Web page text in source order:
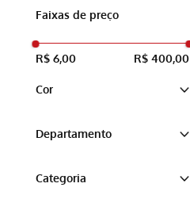
Departamento
CAMPING E LAZER
Categoria
Cor
Vermelho Bordô
Faixas de preço
R$ 6,00 R$ 400,00